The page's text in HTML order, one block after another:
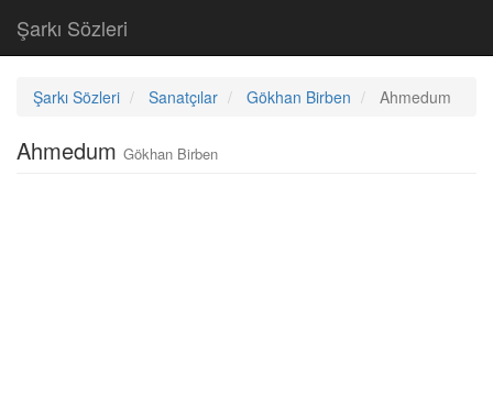
Şarkı Sözleri
Şarkı Sözleri Sanatçılar Gökhan Birben Ahmedum
Ahmedum Gökhan Birben